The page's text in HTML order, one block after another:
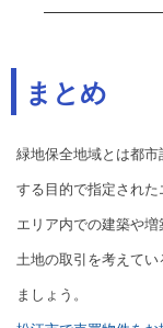
まとめ
緑地保全地域とは都
する目的で指定された
エリア内での建築や増
土地の取引を考えて
ましょう。